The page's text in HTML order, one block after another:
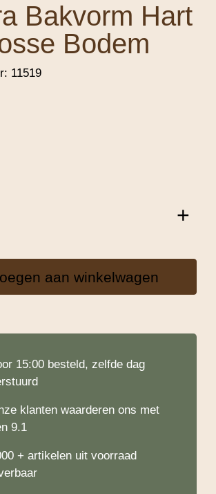
Bakvorm Hart
Bodem
11519
+
aan winkelwagen
15:00 besteld, zelfde dag
klanten waarderen ons met
9.1
+ artikelen uit voorraad